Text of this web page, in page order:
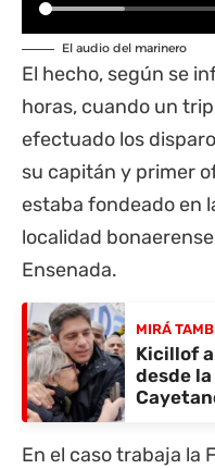
El audio del marinero
El hecho, según se
horas, cuando un
efectuado los
su capitán y primer
estaba fondeado en
localidad
Ensenada.
MIRÁ
Kicillof
desde
En el caso trabaja la